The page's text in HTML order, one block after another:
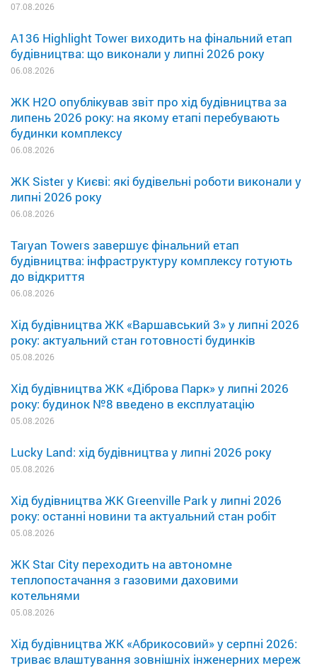
07.08.2026
A136 Highlight Tower виходить на фінальний етап
будівництва: що виконали у липні 2026 року
06.08.2026
ЖК H2O опублікував звіт про хід будівництва за
липень 2026 року: на якому етапі перебувають
будинки комплексу
06.08.2026
ЖК Sister у Києві: які будівельні роботи виконали у
липні 2026 року
06.08.2026
Taryan Towers завершує фінальний етап
будівництва: інфраструктуру комплексу готують
до відкриття
06.08.2026
Хід будівництва ЖК «Варшавський 3» у липні 2026
року: актуальний стан готовності будинків
05.08.2026
Хід будівництва ЖК «Діброва Парк» у липні 2026
року: будинок №8 введено в експлуатацію
05.08.2026
Lucky Land: хід будівництва у липні 2026 року
05.08.2026
Хід будівництва ЖК Greenville Park у липні 2026
року: останні новини та актуальний стан робіт
05.08.2026
ЖК Star City переходить на автономне
теплопостачання з газовими даховими
котельнями
05.08.2026
Хід будівництва ЖК «Абрикосовий» у серпні 2026:
триває влаштування зовнішніх інженерних мереж